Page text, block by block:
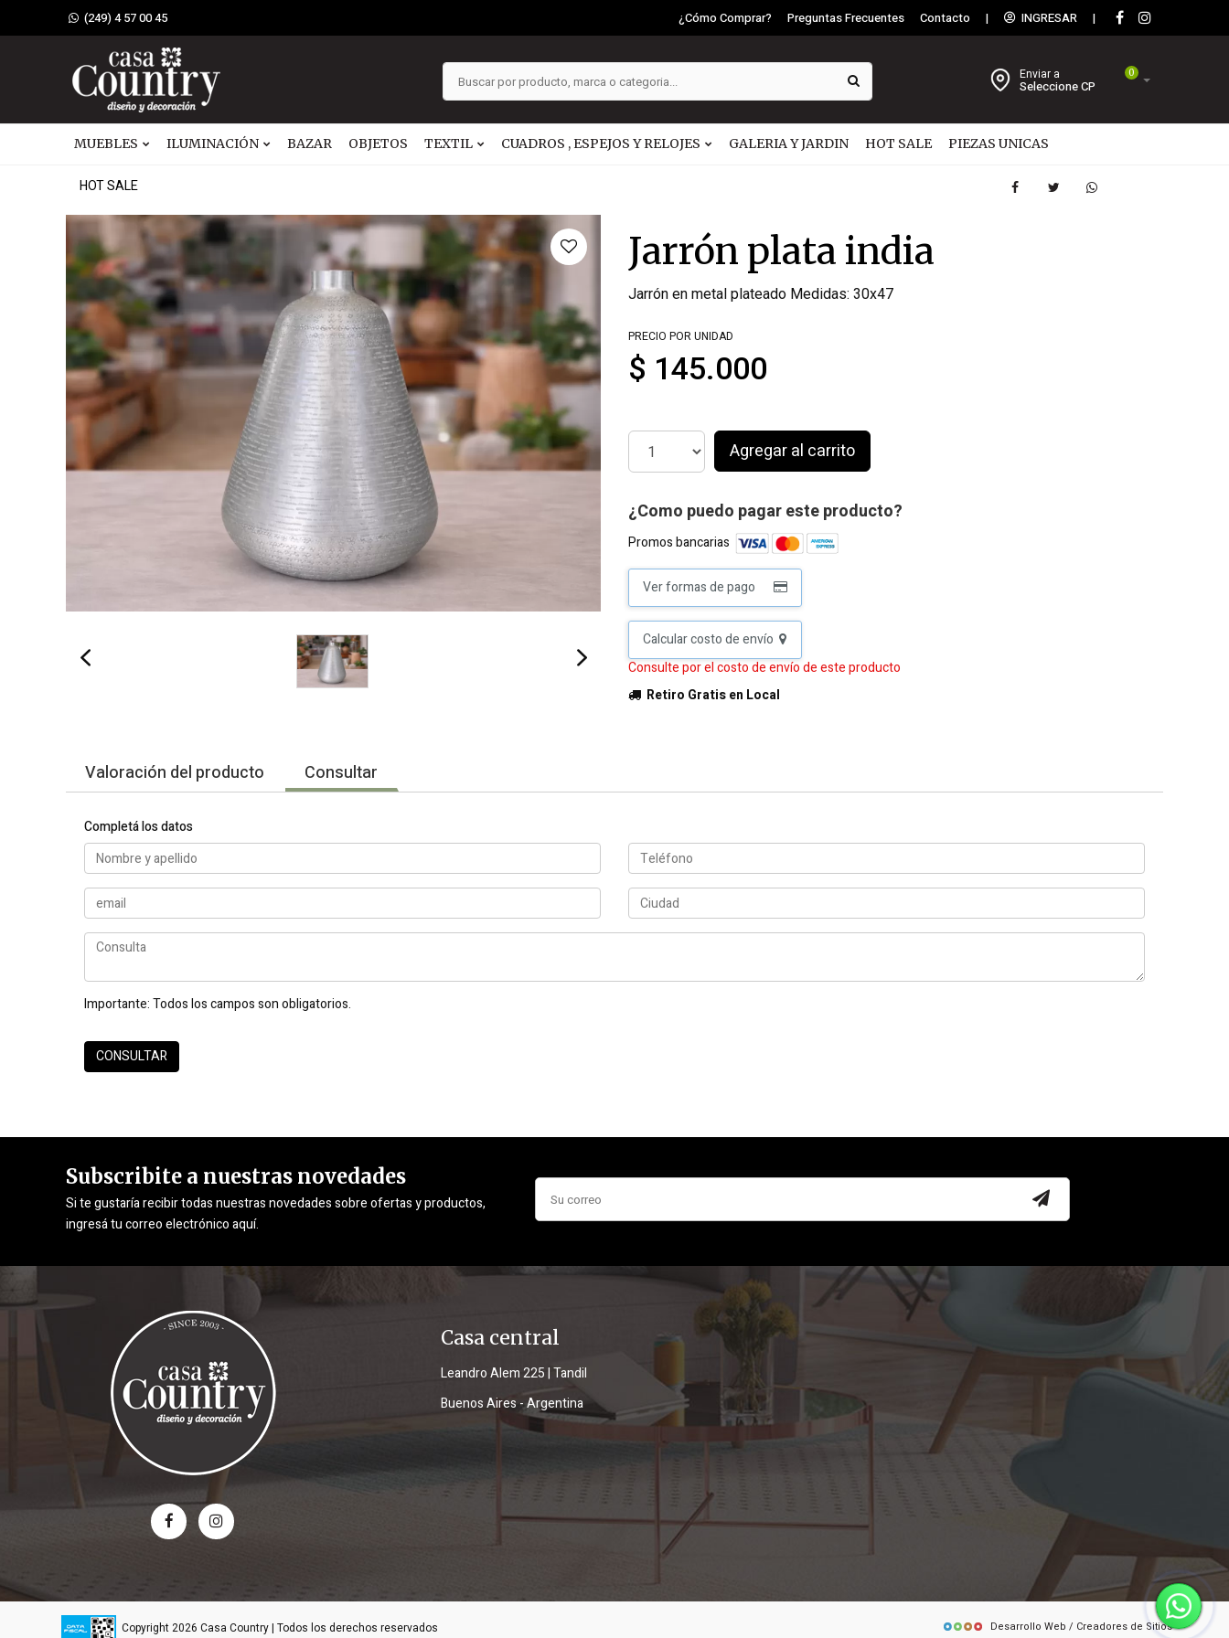
(249) 4 57 00 45 ¿Cómo Comprar? Preguntas Frecuentes Contacto | INGRESAR |
0
Enviar a
Seleccione CP
MUEBLES ILUMINACIÓN BAZAR OBJETOS TEXTIL CUADROS , ESPEJOS Y RELOJES GALERIA Y JARDIN HOT SALE PIEZAS UNICAS
HOT SALE
Jarrón plata india
Jarrón en metal plateado Medidas: 30x47
PRECIO POR UNIDAD
$ 145.000
Agregar al carrito
¿Como puedo pagar este producto?
Promos bancarias
Ver formas de pago
Calcular costo de envío
Consulte por el costo de envío de este producto
Retiro Gratis en Local
Valoración del producto Consultar
Completá los datos
Importante:Todos los campos son obligatorios.
Subscribite a nuestras novedades
Si te gustaría recibir todas nuestras novedades sobre ofertas y productos,
ingresá tu correo electrónico aquí.
Casa central
Leandro Alem 225 | Tandil
Buenos Aires - Argentina
Copyright 2026 Casa Country | Todos los derechos reservados Desarrollo Web / Creadores de Sitios